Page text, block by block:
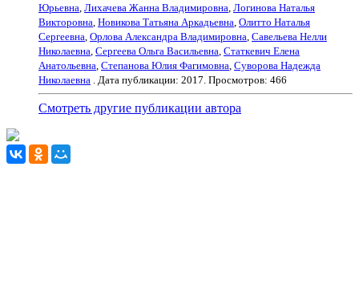
Юрьевна Лихачева Жанна Владимировна Логинова Наталья
Викторовна Новикова Татьяна Аркадьевна Олитто Наталья
Сергеевна Орлова Александра Владимировна Савельева Нелли
Николаевна Сергеева Ольга Васильевна Статкевич Елена
Анатольевна Степанова Юлия Фагимовна Суворова Надежда
Николаевна . Дата публикации: 2017 . Просмотров: 466
Смотреть другие публикации автора